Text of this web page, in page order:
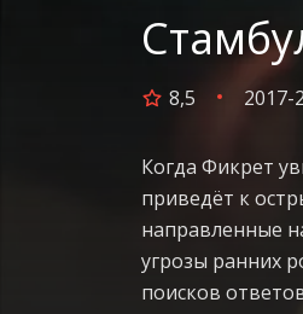
8,5 2017-
Когда Фикрет
приведёт к
направленные
угрозы ранних
поисков